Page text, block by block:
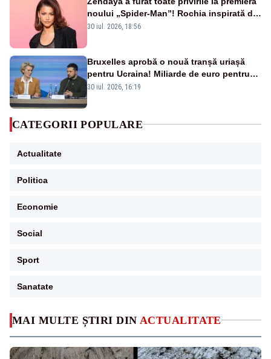
MAI MULTE ȘTIRI DIN ACTUALITATE
noului „Spider-Man”! Rochia inspirată de
pânza de păianjen a făcut senzație
30 iul. 2026, 18:56
Bruxelles aprobă o nouă tranșă uriașă
pentru Ucraina! Miliarde de euro pentru
armament și apărare
30 iul. 2026, 16:19
CATEGORII POPULARE
Actualitate
Politica
Economie
Social
Sport
Sanatate